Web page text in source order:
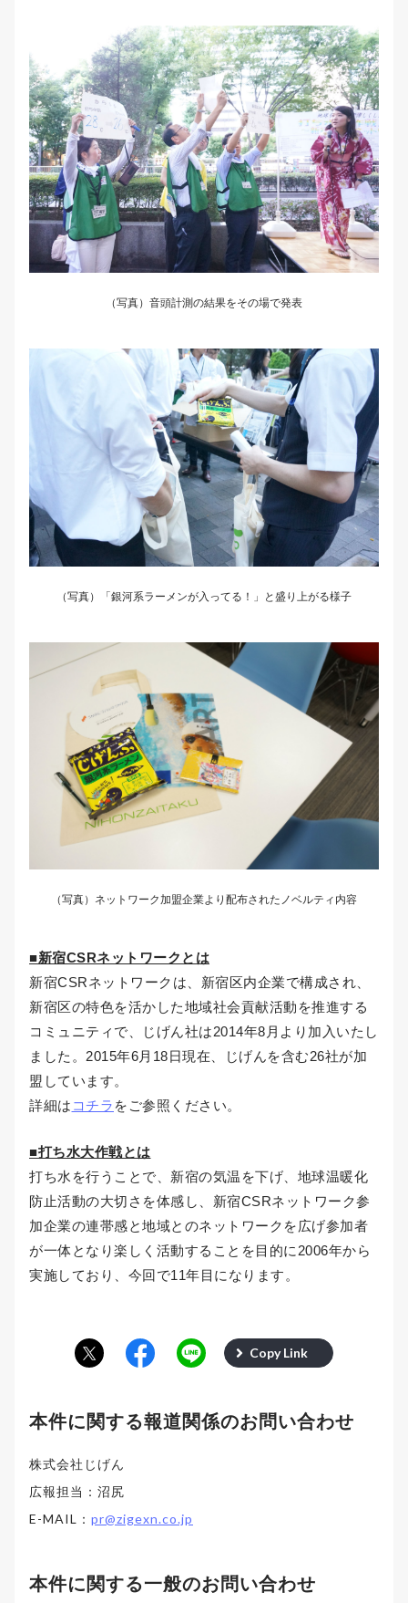
（写真）音頭計測の結果をその場で発表
（写真）「銀河系ラーメンが入ってる！」と盛り上がる様子
（写真）ネットワーク加盟企業より配布されたノベルティ内容
■新宿CSRネットワークとは
新宿CSRネットワークは、新宿区内企業で構成され、
新宿区の特色を活かした地域社会貢献活動を推進する
コミュニティで、じげん社は2014年8月より加入いたし
ました。2015年6月18日現在、じげんを含む26社が加
盟しています。
詳細は コチラ をご参照ください。
■打ち水大作戦とは
打ち水を行うことで、新宿の気温を下げ、地球温暖化
防止活動の大切さを体感し、新宿CSRネットワーク参
加企業の連帯感と地域とのネットワークを広げ参加者
が一体となり楽しく活動することを目的に2006年から
実施しており、今回で11年目になります。
Copy Link
本件に関する報道関係のお問い合わせ
株式会社じげん
広報担当：沼尻
E-MAIL： pr@zigexn.co.jp
本件に関する一般のお問い合わせ